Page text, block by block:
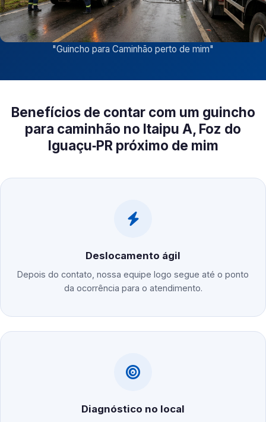
"Guincho para Caminhão perto de mim"
Benefícios de contar com um guincho
para caminhão no Itaipu A, Foz do
Iguaçu‑PR próximo de mim
Deslocamento ágil
Depois do contato, nossa equipe logo segue até o ponto
da ocorrência para o atendimento.
Diagnóstico no local